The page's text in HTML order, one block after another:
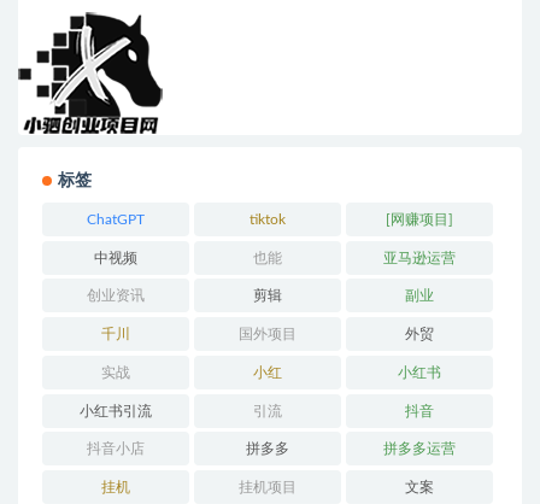
标签
ChatGPT tiktok [网赚项目]
中视频 也能 亚马逊运营
创业资讯 剪辑 副业
千川 国外项目 外贸
实战 小红 小红书
小红书引流 引流 抖音
抖音小店 拼多多 拼多多运营
挂机 挂机项目 文案